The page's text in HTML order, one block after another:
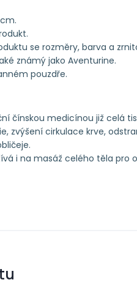
se rozměry, barva a
známý jako Aventurine.
pouzdře.
čínskou medicínou již celá
zvýšení cirkulace krve,
i na masáž celého těla pro